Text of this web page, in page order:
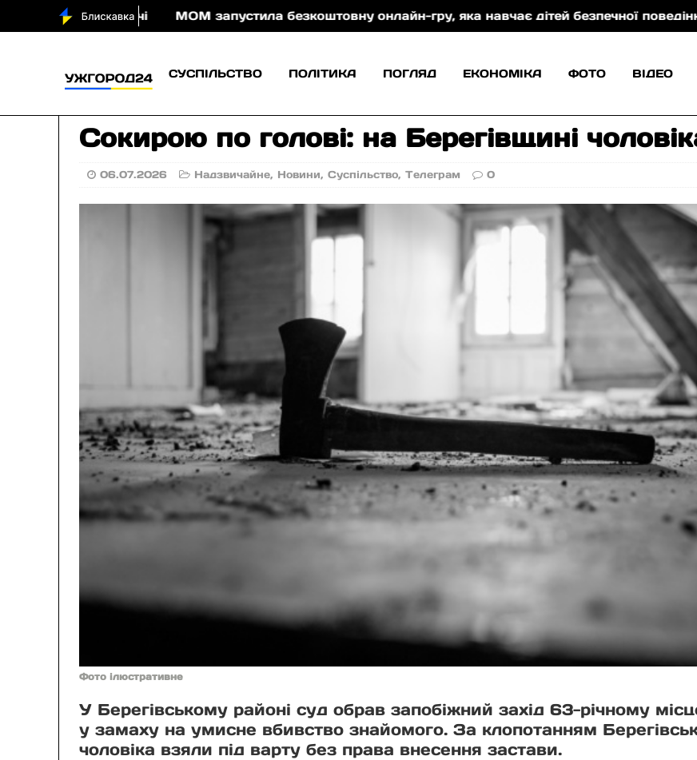
вночі МОМ запустила безкоштовну онлайн-гру, яка навчає дітей безпечної поведінки та захисту
СУСПІЛЬСТВО ПОЛІТИКА ПОГЛЯД ЕКОНОМІКА ФОТО ВІДЕО
Сокирою по голові: на Берегівщині
06.07.2026 Надзвичайне, Новини,Суспільство,Телеграм 0
Фото ілюстративне
У Берегівському районі суд обрав запобіжний захід 63-річному
у замаху на умисне вбивство знайомого. За клопотанням
чоловіка взяли під варту без права внесення застави.